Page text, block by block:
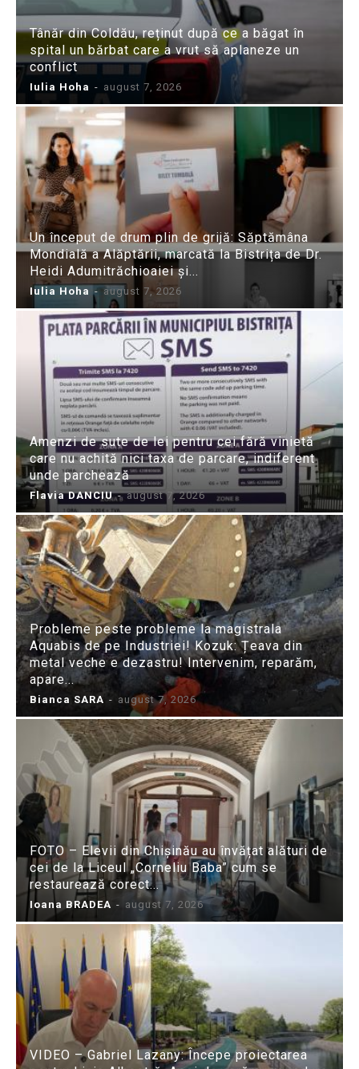
Tânăr din Coldău, reținut după ce a băgat în
spital un bărbat care a vrut să aplaneze un
conflict
Iulia Hoha - august 7, 2026
Un început de drum plin de grijă: Săptămâna
Mondială a Alăptării, marcată la Bistrița de Dr.
Heidi Adumitrăchioaiei și...
Iulia Hoha - august 7, 2026
Amenzi de sute de lei pentru cei fără vinietă
care nu achită nici taxa de parcare, indiferent
unde parchează
Flavia DANCIU - august 7, 2026
Probleme peste probleme la magistrala
Aquabis de pe Industriei! Kozuk: Țeava din
metal veche e dezastru! Intervenim, reparăm,
apare...
Bianca SARA - august 7, 2026
FOTO – Elevii din Chișinău au învățat alături de
cei de la Liceul „Corneliu Baba” cum se
restaurează corect...
Ioana BRADEA - august 7, 2026
VIDEO – Gabriel Lazany: Începe proiectarea